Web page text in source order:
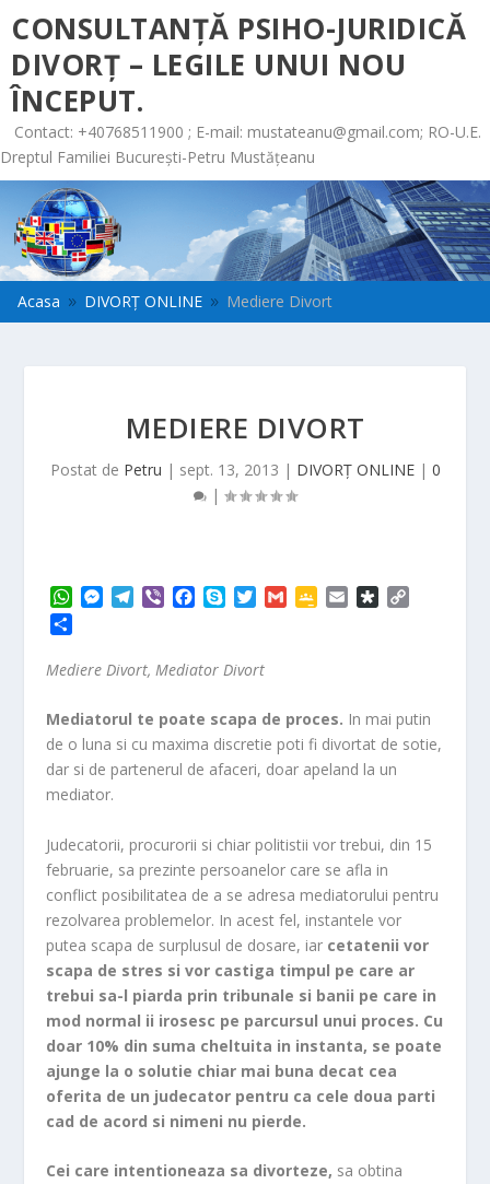
CONSULTANȚĂ PSIHO-JURIDICĂ
DIVORȚ – LEGILE UNUI NOU
ÎNCEPUT.
Contact: +40768511900 ; E-mail: mustateanu@gmail.com; RO-U.E.
Dreptul Familiei București-Petru Mustățeanu
Acasa 9 DIVORȚ ONLINE 9 Mediere Divort
MEDIERE DIVORT
Postat de Petru | sept. 13, 2013 | DIVORȚ ONLINE| 0
|
W
t
p
p
M
s
g
e
r
T
e
a
m
V
e
e
o
k
p
T
t
r
G
G
C
a
r
o
m
D
r
a
n
k
r
a
e
a
z
Mediere Divort, Mediator Divort
Mediatorul te poate scapa de proces. In mai putin
de o luna si cu maxima discretie poti fi divortat de sotie,
dar si de partenerul de afaceri, doar apeland la un
mediator.
Judecatorii, procurorii si chiar politistii vor trebui, din 15
februarie, sa prezinte persoanelor care se afla in
conflict posibilitatea de a se adresa mediatorului pentru
rezolvarea problemelor. In acest fel, instantele vor
putea scapa de surplusul de dosare, iar cetatenii vor
scapa de stres si vor castiga timpul pe care ar
trebui sa-l piarda prin tribunale si banii pe care in
mod normal ii irosesc pe parcursul unui proces. Cu
doar 10% din suma cheltuita in instanta, se poate
ajunge la o solutie chiar mai buna decat cea
oferita de un judecator pentru ca cele doua parti
cad de acord si nimeni nu pierde.
Cei care intentioneaza sa divorteze, sa obtina